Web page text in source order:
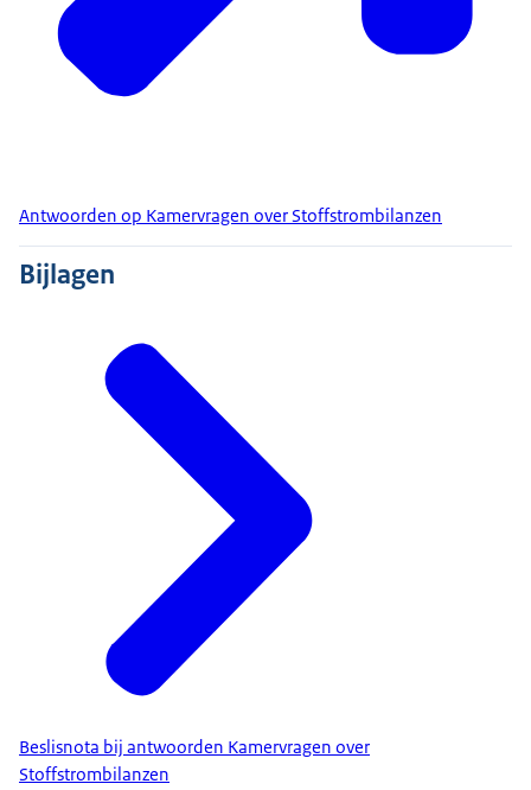
Antwoorden op Kamervragen over Stoffstrombilanzen
Bijlagen
Beslisnota bij antwoorden Kamervragen over
Stoffstrombilanzen